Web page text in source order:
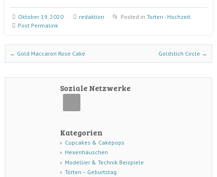
Oktober 19, 2020 redaktion Posted inTorten - Hochzeit
Post Permalink
Post navigation
← Gold Maccaron Rose Cake Goldstich Circle →
Soziale Netzwerke
Kategorien
Cupcakes & Cakepops
Hexenhäuschen
Modellier & Technik Beispiele
Torten – Geburtstag